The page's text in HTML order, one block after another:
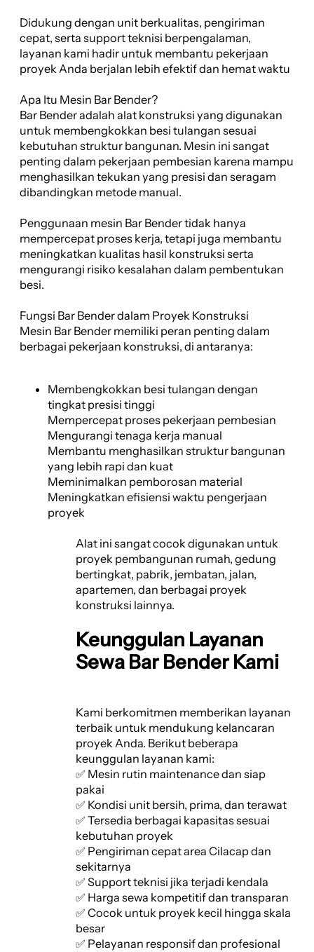
Didukung dengan unit berkualitas, pengiriman
cepat, serta support teknisi berpengalaman,
layanan kami hadir untuk membantu pekerjaan
proyek Anda berjalan lebih efektif dan hemat waktu
Apa Itu Mesin Bar Bender?
Bar Bender adalah alat konstruksi yang digunakan
untuk membengkokkan besi tulangan sesuai
kebutuhan struktur bangunan. Mesin ini sangat
penting dalam pekerjaan pembesian karena mampu
menghasilkan tekukan yang presisi dan seragam
dibandingkan metode manual.
Penggunaan mesin Bar Bender tidak hanya
mempercepat proses kerja, tetapi juga membantu
meningkatkan kualitas hasil konstruksi serta
mengurangi risiko kesalahan dalam pembentukan
besi.
Fungsi Bar Bender dalam Proyek Konstruksi
Mesin Bar Bender memiliki peran penting dalam
berbagai pekerjaan konstruksi, di antaranya:
Membengkokkan besi tulangan dengan
tingkat presisi tinggi
Mempercepat proses pekerjaan pembesian
Mengurangi tenaga kerja manual
Membantu menghasilkan struktur bangunan
yang lebih rapi dan kuat
Meminimalkan pemborosan material
Meningkatkan efisiensi waktu pengerjaan
proyek
Alat ini sangat cocok digunakan untuk
proyek pembangunan rumah, gedung
bertingkat, pabrik, jembatan, jalan,
apartemen, dan berbagai proyek
konstruksi lainnya.
Keunggulan Layanan
Sewa Bar Bender Kami
Kami berkomitmen memberikan layanan
terbaik untuk mendukung kelancaran
proyek Anda. Berikut beberapa
keunggulan layanan kami:
✅ Mesin rutin maintenance dan siap
pakai
✅ Kondisi unit bersih, prima, dan terawat
✅ Tersedia berbagai kapasitas sesuai
kebutuhan proyek
✅ Pengiriman cepat area Cilacap dan
sekitarnya
✅ Support teknisi jika terjadi kendala
✅ Harga sewa kompetitif dan transparan
✅ Cocok untuk proyek kecil hingga skala
besar
✅ Pelayanan responsif dan profesional